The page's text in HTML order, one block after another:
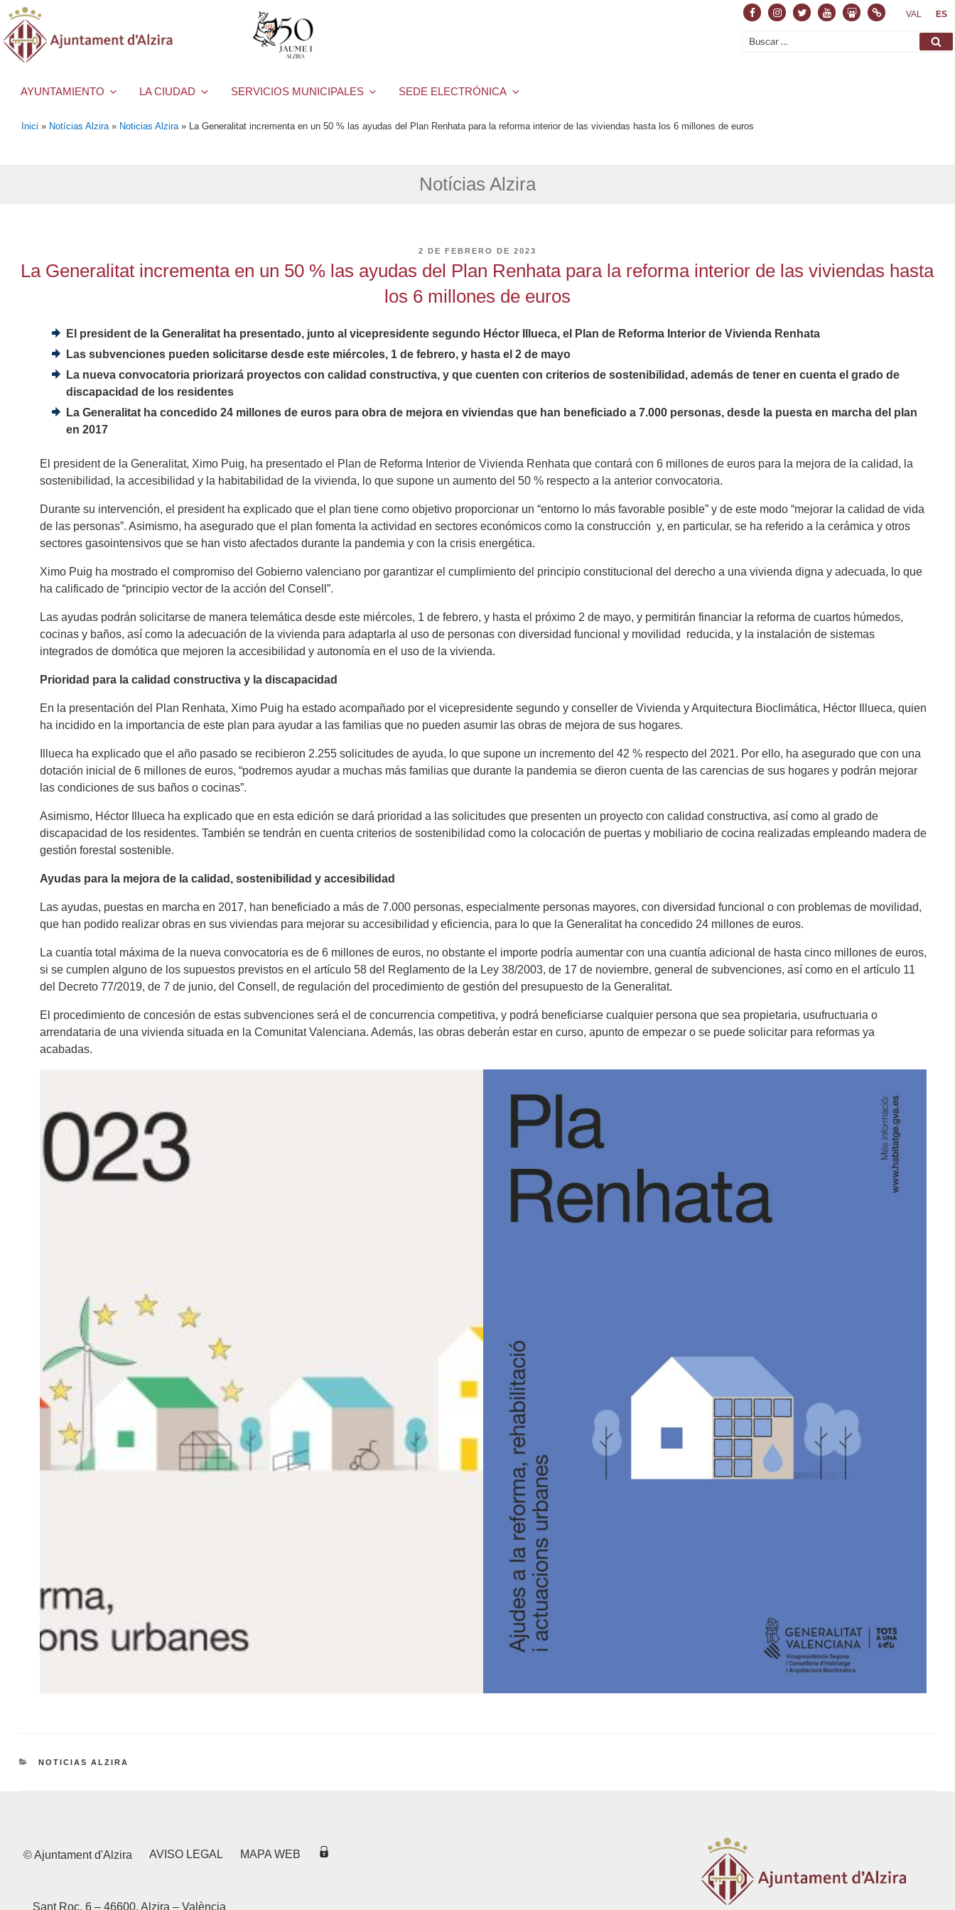
FacebookInstagram
TwitterYoutubeSlideshare
NormasVAL ES
Buscar
AYUNTAMIENTO LA CIUDAD SERVICIOS MUNICIPALES SEDE ELECTRÓNICA
Inici » Notícias Alzira » Noticias Alzira » La Generalitat incrementa en un 50 % las ayudas del Plan Renhata para la reforma interior de las viviendas hasta los 6 millones de euros
Notícias Alzira
PUBLICADO
2 DE FEBRERO DE 2023
La Generalitat incrementa en un 50 % las ayudas del Plan Renhata para la reforma interior de las viviendas hasta
los 6 millones de euros
El president de la Generalitat ha presentado, junto al vicepresidente segundo Héctor Illueca, el Plan de Reforma Interior de Vivienda Renhata
Las subvenciones pueden solicitarse desde este miércoles, 1 de febrero, y hasta el 2 de mayo
La nueva convocatoria priorizará proyectos con calidad constructiva, y que cuenten con criterios de sostenibilidad, además de tener en cuenta el grado de
discapacidad de los residentes
La Generalitat ha concedido 24 millones de euros para obra de mejora en viviendas que han beneficiado a 7.000 personas, desde la puesta en marcha del plan
en 2017
El president de la Generalitat, Ximo Puig, ha presentado el Plan de Reforma Interior de Vivienda Renhata que contará con 6 millones de euros para la mejora de la calidad, la
sostenibilidad, la accesibilidad y la habitabilidad de la vivienda, lo que supone un aumento del 50 % respecto a la anterior convocatoria.
Durante su intervención, el president ha explicado que el plan tiene como objetivo proporcionar un “entorno lo más favorable posible” y de este modo “mejorar la calidad de vida
de las personas”. Asimismo, ha asegurado que el plan fomenta la actividad en sectores económicos como la construcción y, en particular, se ha referido a la cerámica y otros
sectores gasointensivos que se han visto afectados durante la pandemia y con la crisis energética.
Ximo Puig ha mostrado el compromiso del Gobierno valenciano por garantizar el cumplimiento del principio constitucional del derecho a una vivienda digna y adecuada, lo que
ha calificado de “principio vector de la acción del Consell”.
Las ayudas podrán solicitarse de manera telemática desde este miércoles, 1 de febrero, y hasta el próximo 2 de mayo, y permitirán financiar la reforma de cuartos húmedos,
cocinas y baños, así como la adecuación de la vivienda para adaptarla al uso de personas con diversidad funcional y movilidad reducida, y la instalación de sistemas
integrados de domótica que mejoren la accesibilidad y autonomía en el uso de la vivienda.
Prioridad para la calidad constructiva y la discapacidad
En la presentación del Plan Renhata, Ximo Puig ha estado acompañado por el vicepresidente segundo y conseller de Vivienda y Arquitectura Bioclimática, Héctor Illueca, quien
ha incidido en la importancia de este plan para ayudar a las familias que no pueden asumir las obras de mejora de sus hogares.
Illueca ha explicado que el año pasado se recibieron 2.255 solicitudes de ayuda, lo que supone un incremento del 42 % respecto del 2021. Por ello, ha asegurado que con una
dotación inicial de 6 millones de euros, “podremos ayudar a muchas más familias que durante la pandemia se dieron cuenta de las carencias de sus hogares y podrán mejorar
las condiciones de sus baños o cocinas”.
Asimismo, Héctor Illueca ha explicado que en esta edición se dará prioridad a las solicitudes que presenten un proyecto con calidad constructiva, así como al grado de
discapacidad de los residentes. También se tendrán en cuenta criterios de sostenibilidad como la colocación de puertas y mobiliario de cocina realizadas empleando madera de
gestión forestal sostenible.
Ayudas para la mejora de la calidad, sostenibilidad y accesibilidad
Las ayudas, puestas en marcha en 2017, han beneficiado a más de 7.000 personas, especialmente personas mayores, con diversidad funcional o con problemas de movilidad,
que han podido realizar obras en sus viviendas para mejorar su accesibilidad y eficiencia, para lo que la Generalitat ha concedido 24 millones de euros.
La cuantía total máxima de la nueva convocatoria es de 6 millones de euros, no obstante el importe podría aumentar con una cuantía adicional de hasta cinco millones de euros,
si se cumplen alguno de los supuestos previstos en el artículo 58 del Reglamento de la Ley 38/2003, de 17 de noviembre, general de subvenciones, así como en el artículo 11
del Decreto 77/2019, de 7 de junio, del Consell, de regulación del procedimiento de gestión del presupuesto de la Generalitat.
El procedimiento de concesión de estas subvenciones será el de concurrencia competitiva, y podrá beneficiarse cualquier persona que sea propietaria, usufructuaria o
arrendataria de una vivienda situada en la Comunitat Valenciana. Además, las obras deberán estar en curso, apunto de empezar o se puede solicitar para reformas ya
acabadas.
CATEGORÍAS
NOTICIAS ALZIRA
© Ajuntament d'Alzira AVISO LEGAL MAPA WEB
Sant Roc, 6 – 46600, Alzira – València